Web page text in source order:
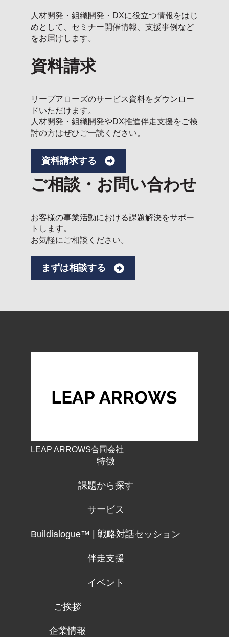
人材開発・組織開発・DXに役立つ情報をはじ
めとして、セミナー開催情報、支援事例など
をお届けします。
資料請求
リープアローズのサービス資料をダウンロー
ドいただけます。
人材開発・組織開発やDX推進伴走支援をご検
討の方はぜひご一読ください。
資料請求する
ご相談・お問い合わせ
お客様の事業活動における課題解決をサポー
トします。
お気軽にご相談ください。
まずは相談する
LEAP ARROWS合同会社
特徴
課題から探す
サービス
Buildialogue™ | 戦略対話セッション
伴走支援
イベント
ご挨拶
企業情報